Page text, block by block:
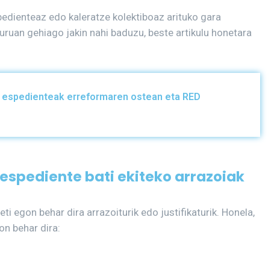
edo kaleratze kolektiboaz arituko gara
gehiago jakin nahi baduzu, beste artikulu honetara
erreformaren ostean eta RED
bati ekiteko arrazoiak
egon behar dira arrazoiturik edo justifikaturik. Honela,
behar dira: